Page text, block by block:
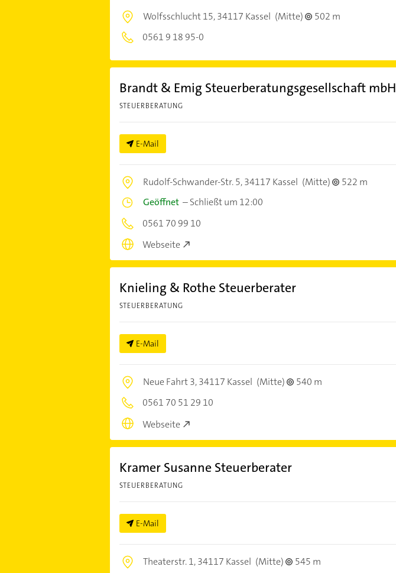
Wolfsschlucht 15,34117 Kassel (Mitte)
502 m
0561 9 18 95-0
Brandt & Emig Steuerberatungsgesellschaft mbH
STEUERBERATUNG
E-Mail
Rudolf-Schwander-Str. 5,34117 Kassel (Mitte)
522 m
Geöffnet–Schließt um 12:00
0561 70 99 10
Webseite
Knieling & Rothe Steuerberater
STEUERBERATUNG
E-Mail
Neue Fahrt 3,34117 Kassel (Mitte)
540 m
0561 70 51 29 10
Webseite
Kramer Susanne Steuerberater
STEUERBERATUNG
E-Mail
Theaterstr. 1,34117 Kassel (Mitte) 545 m